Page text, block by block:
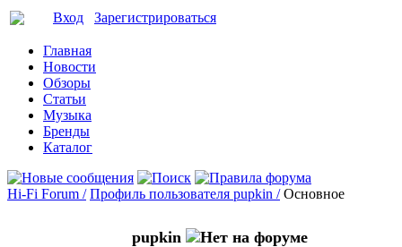
Вход Зарегистрироваться
Главная
Новости
Обзоры
Статьи
Музыка
Бренды
Каталог
Hi-Fi Forum / Профиль пользователя pupkin / Основное
pupkin